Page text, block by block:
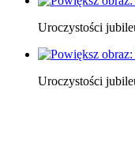
Uroczystości
Uroczystości